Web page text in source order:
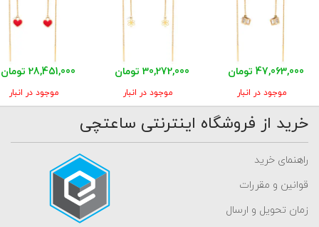
47,063,000 تومان
موجود در انبار
30,272,000 تومان
موجود در انبار
28,451,000 تومان
موجود در انبار
خرید از فروشگاه اینترنتی ساعتچی
راهنمای خرید
قوانین و مقررات
زمان تحویل و ارسال